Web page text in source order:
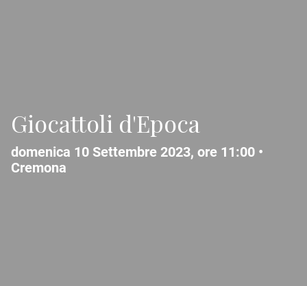
Giocattoli d'Epoca
domenica 10 Settembre 2023, ore 11:00 •
Cremona